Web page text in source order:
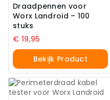
Draadpennen voor
Worx Landroid – 100
stuks
€ 19,95
Bekijk Product